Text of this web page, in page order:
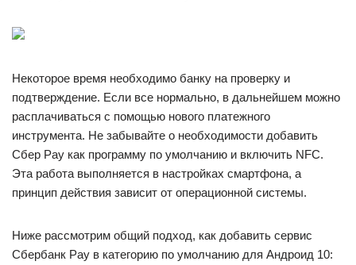
Некоторое время необходимо банку на проверку и
подтверждение. Если все нормально, в дальнейшем можно
расплачиваться с помощью нового платежного
инструмента. Не забывайте о необходимости добавить
Сбер Pay как программу по умолчанию и включить NFC.
Эта работа выполняется в настройках смартфона, а
принцип действия зависит от операционной системы.
Ниже рассмотрим общий подход, как добавить сервис
Сбербанк Pay в категорию по умолчанию для Андроид 10: